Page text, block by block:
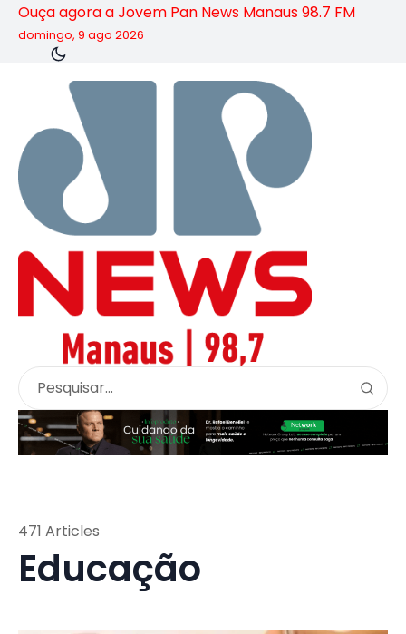
Ouça agora a Jovem Pan News Manaus 98.7 FM
domingo, 9 ago 2026
Educação
471 Articles